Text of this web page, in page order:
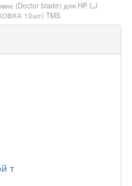
(Doctor blade) для HP LJ
10шт) TMS
т